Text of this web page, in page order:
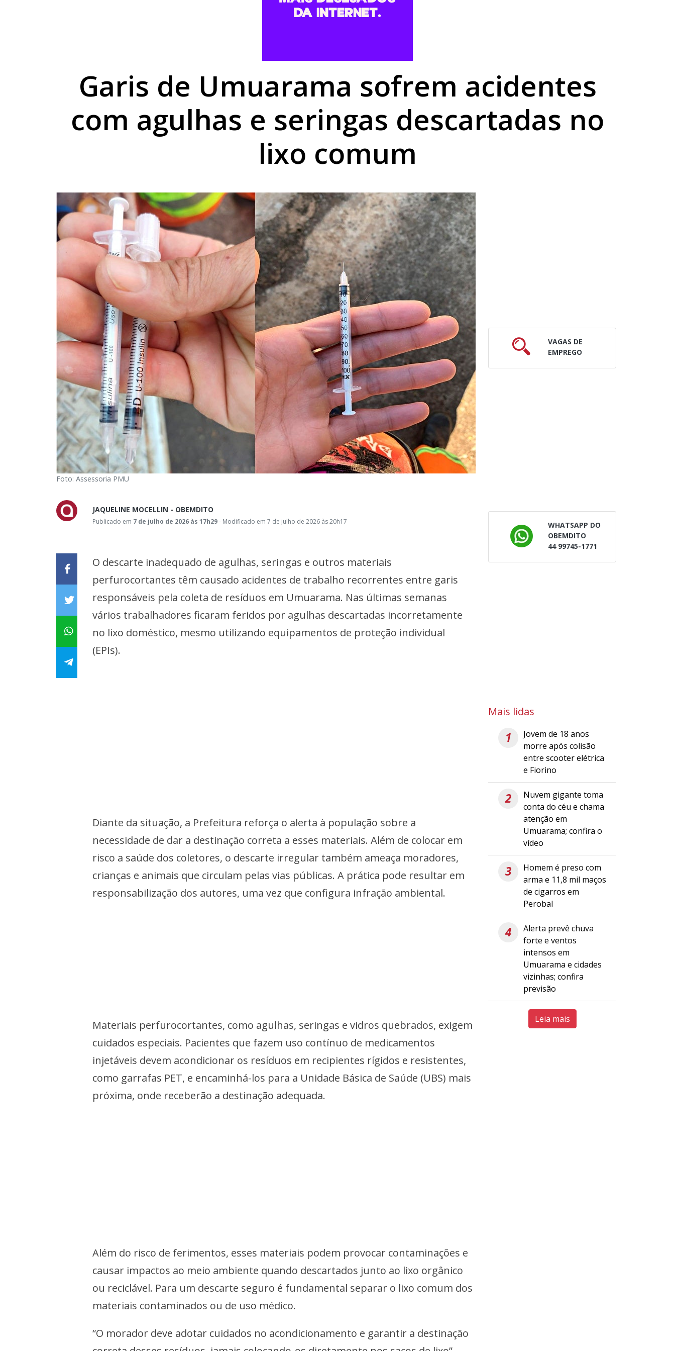
Projeto do TechnoPark garante reconhecimento estadual a Umuarama
Garis de Umuarama sofrem acidentes
com agulhas e seringas descartadas no
lixo comum
Foto: Assessoria PMU
JAQUELINE MOCELLIN - OBEMDITO
Publicado em 7 de julho de 2026 às 17h29- Modificado em 7 de julho de 2026 às 20h17
O descarte inadequado de agulhas, seringas e outros materiais
perfurocortantes têm causado acidentes de trabalho recorrentes entre garis
responsáveis pela coleta de resíduos em Umuarama. Nas últimas semanas
vários trabalhadores ficaram feridos por agulhas descartadas incorretamente
no lixo doméstico, mesmo utilizando equipamentos de proteção individual
(EPIs).
Diante da situação, a Prefeitura reforça o alerta à população sobre a
necessidade de dar a destinação correta a esses materiais. Além de colocar em
risco a saúde dos coletores, o descarte irregular também ameaça moradores,
crianças e animais que circulam pelas vias públicas. A prática pode resultar em
responsabilização dos autores, uma vez que configura infração ambiental.
Materiais perfurocortantes, como agulhas, seringas e vidros quebrados, exigem
cuidados especiais. Pacientes que fazem uso contínuo de medicamentos
injetáveis devem acondicionar os resíduos em recipientes rígidos e resistentes,
como garrafas PET, e encaminhá-los para a Unidade Básica de Saúde (UBS) mais
próxima, onde receberão a destinação adequada.
Além do risco de ferimentos, esses materiais podem provocar contaminações e
causar impactos ao meio ambiente quando descartados junto ao lixo orgânico
ou reciclável. Para um descarte seguro é fundamental separar o lixo comum dos
materiais contaminados ou de uso médico.
“O morador deve adotar cuidados no acondicionamento e garantir a destinação
VAGAS DE
EMPREGO
WHATSAPP DO
OBEMDITO
44 99745-1771
Mais lidas
1
Jovem de 18 anos
morre após colisão
entre scooter elétrica
e Fiorino
2
Nuvem gigante toma
conta do céu e chama
atenção em
Umuarama; confira o
vídeo
3
Homem é preso com
arma e 11,8 mil maços
de cigarros em
Perobal
4
Alerta prevê chuva
forte e ventos
intensos em
Umuarama e cidades
vizinhas; confira
previsão
Leia mais